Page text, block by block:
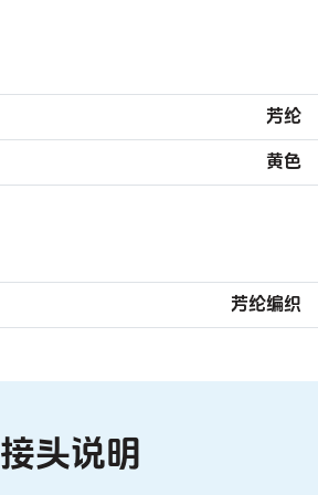
芳纶
黄色
芳纶编织
接头说明